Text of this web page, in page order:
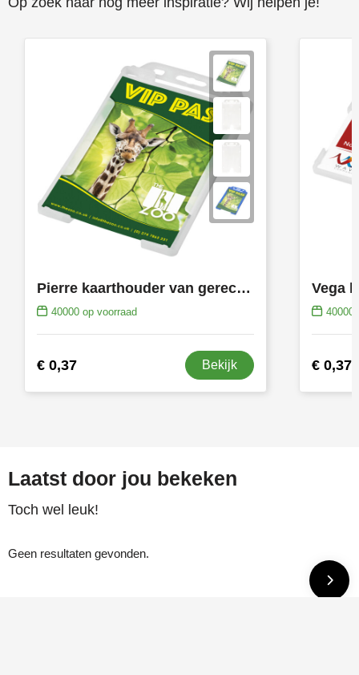
Pierre kaarthouder van gerecycled plastic
40000op voorraad
€ 0,37 Bekijk
40000
€ 0,37
Laatst door jou bekeken
Toch wel leuk!
Geen resultaten gevonden.